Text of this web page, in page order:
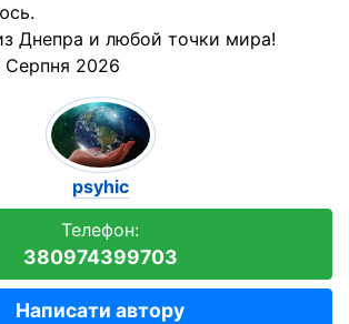
Днепра и любой точки мира!
Серпня 2026
psyhic
Телефон:
380974399703
Написати автору